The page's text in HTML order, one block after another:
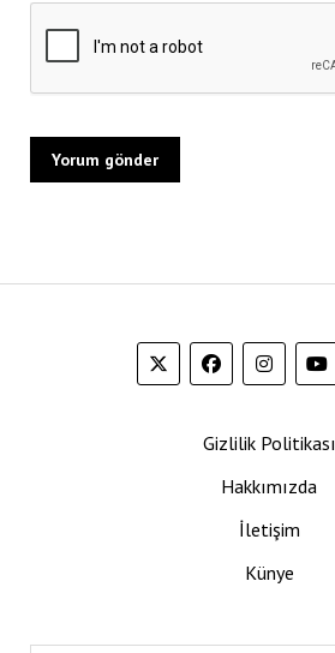
Gizlilik Politikası
Hakkımızda
İletişim
Künye